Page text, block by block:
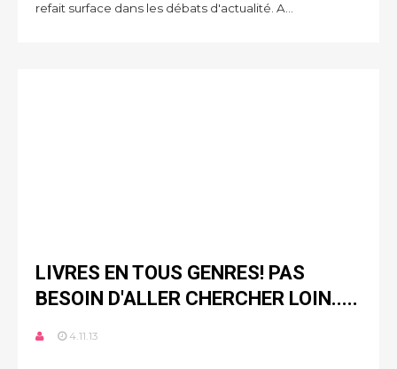
refait surface dans les débats d'actualité. A...
LIVRES EN TOUS GENRES! PAS
BESOIN D'ALLER CHERCHER LOIN.....
4.11.13